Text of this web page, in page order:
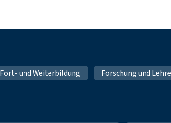
Fort- und Weiterbildung Forschung und Lehre